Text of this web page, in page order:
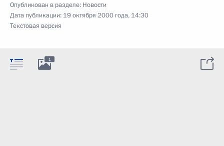
Опубликован в разделе: Новости
Дата публикации: 19 октября 2000 года, 14:30
Текстовая версия
1